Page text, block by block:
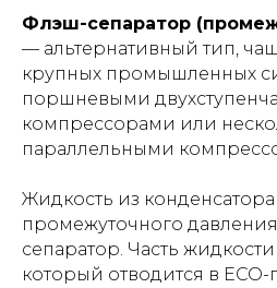
Флэш-сепаратор
— альтернативный тип,
крупных промышленных
поршневыми
компрессорами или
параллельными
Жидкость из
промежуточного
сепаратор. Часть
который отводится в ECO-